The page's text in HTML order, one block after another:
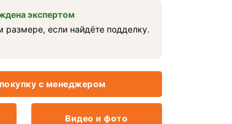
экспертом
размере, если найдёте подделку.
с менеджером
Видео и фото